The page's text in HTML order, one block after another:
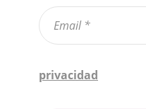
privacidad